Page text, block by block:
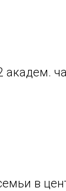
академ.
в